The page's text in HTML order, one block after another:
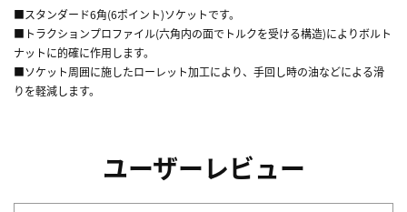
■スタンダード6角(6ポイント)ソケットです。
■トラクションプロファイル(六角内の面でトルクを受ける構造)によりボルト
ナットに的確に作用します。
■ソケット周囲に施したローレット加工により、手回し時の油などによる滑
りを軽減します。
ユーザーレビュー